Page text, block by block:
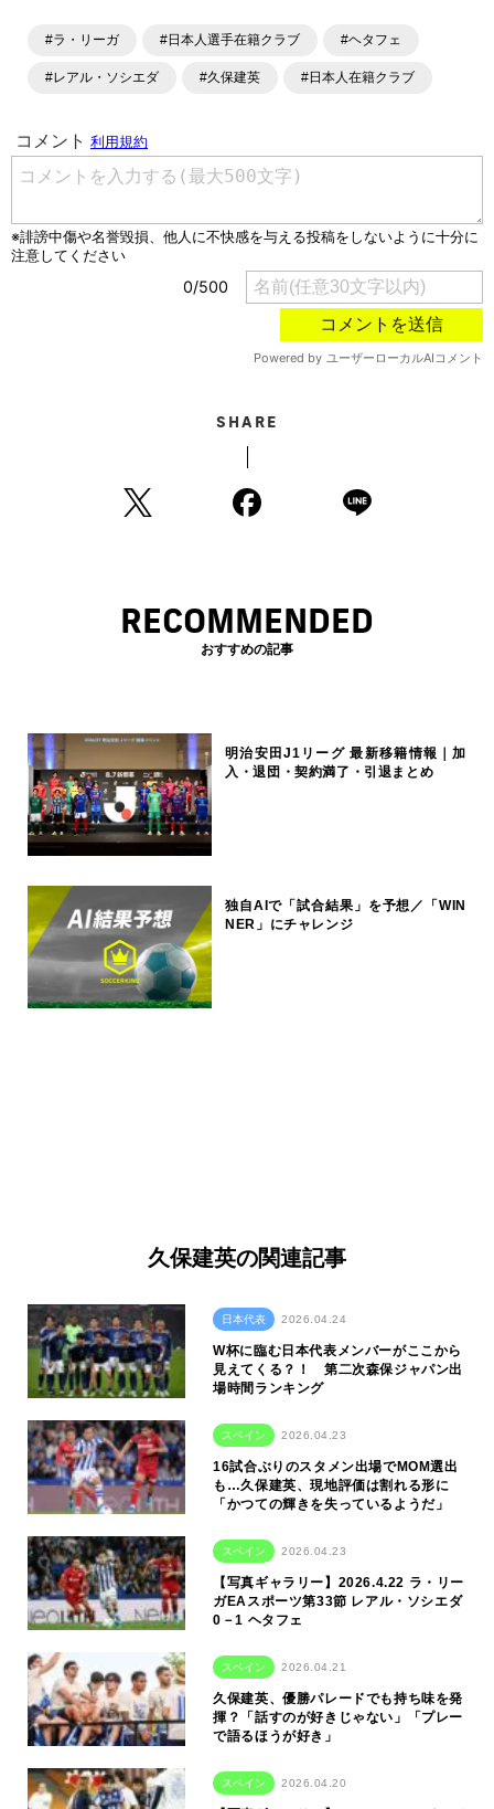
ます。「X」「Instagram」「YouTube」「TikTok」など、
#ラ・リーガ #日本人選手在籍クラブ #ヘタフェ
#レアル・ソシエダ #久保建英 #日本人在籍クラブ
SHARE
RECOMMENDED
おすすめの記事
明治安田J1リーグ 最新移籍情報｜加
入・退団・契約満了・引退まとめ
独自AIで「試合結果」を予想／「WIN
NER」にチャレンジ
久保建英の関連記事
日本代表 2026.04.24
W杯に臨む日本代表メンバーがここから
見えてくる？！ 第二次森保ジャパン出
場時間ランキング
スペイン 2026.04.23
16試合ぶりのスタメン出場でMOM選出
も…久保建英、現地評価は割れる形に
「かつての輝きを失っているようだ」
スペイン 2026.04.23
【写真ギャラリー】2026.4.22 ラ・リー
ガEAスポーツ第33節 レアル・ソシエダ
0－1 ヘタフェ
スペイン 2026.04.21
久保建英、優勝パレードでも持ち味を発
揮？「話すのが好きじゃない」「プレー
で語るほうが好き」
スペイン 2026.04.20